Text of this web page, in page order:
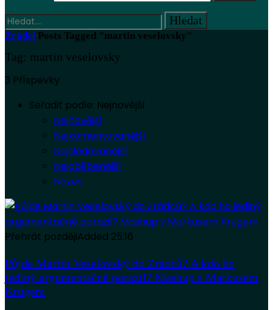
Zrádci Posts Tagged "martin veselovsky"
Tag: martin veselovsky
3 Příspevky
Seřadit podle: Nejnovější
Nejnovější
Nejkomentovanější
Nejsledovanější
Nejoblíbenější
Název
Přehrát pozdějiAdded 25:16
Půjde Martin Veselovský do Zrádců? A kdo ho
jediný argumentačně porazil? Mashup s Markusem
Krugem